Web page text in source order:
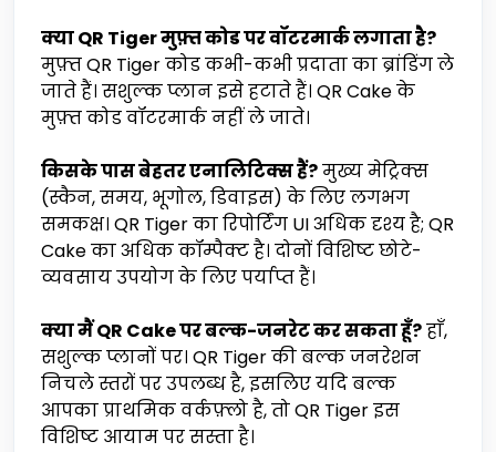
क्या QR Tiger मुफ़्त कोड पर वॉटरमार्क लगाता है?
मुफ़्त QR Tiger कोड कभी-कभी प्रदाता का ब्रांडिंग ले
जाते हैं। सशुल्क प्लान इसे हटाते हैं। QR Cake के
मुफ़्त कोड वॉटरमार्क नहीं ले जाते।
किसके पास बेहतर एनालिटिक्स हैं?मुख्य मेट्रिक्स
(स्कैन, समय, भूगोल, डिवाइस) के लिए लगभग
समकक्ष। QR Tiger का रिपोर्टिंग UI अधिक दृश्य है; QR
Cake का अधिक कॉम्पैक्ट है। दोनों विशिष्ट छोटे-
व्यवसाय उपयोग के लिए पर्याप्त हैं।
क्या मैं QR Cake पर बल्क-जनरेट कर सकता हूँ?हाँ,
सशुल्क प्लानों पर। QR Tiger की बल्क जनरेशन
निचले स्तरों पर उपलब्ध है, इसलिए यदि बल्क
आपका प्राथमिक वर्कफ़्लो है, तो QR Tiger इस
विशिष्ट आयाम पर सस्ता है।